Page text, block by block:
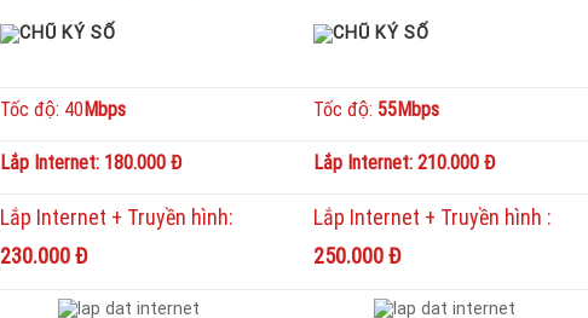
Tốc độ: 40Mbps Tốc độ: 55Mbps
Lắp Internet: 180.000 Đ Lắp Internet: 210.000 Đ
Lắp Internet + Truyền hình:
230.000 Đ
Lắp Internet + Truyền hình :
250.000 Đ